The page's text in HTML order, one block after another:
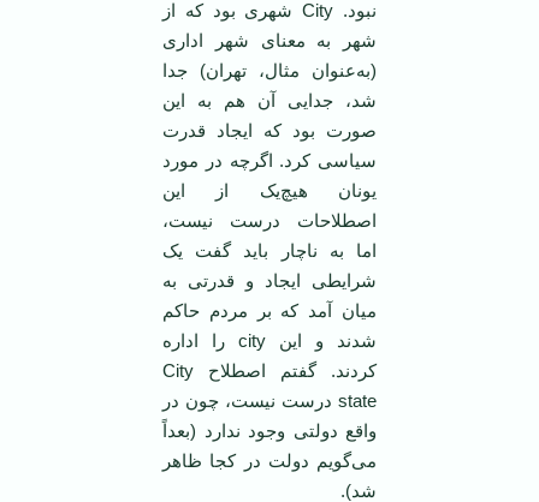
نبود. City شهری بود که از
شهر به معنای شهر اداری
(به‌عنوان مثال، تهران) جدا
شد، جدایی آن هم به این
صورت بود که ایجاد قدرت
سیاسی کرد. اگرچه در مورد
یونان هیچ‌یک از این
اصطلاحات درست نیست،
اما به ناچار باید گفت یک
شرایطی ایجاد و قدرتی به
میان آمد که بر مردم حاکم
شدند و این city را اداره
کردند. گفتم اصطلاح City
state درست نیست، چون در
واقع دولتی وجود ندارد (بعداً
می‌گویم دولت در کجا ظاهر
شد).